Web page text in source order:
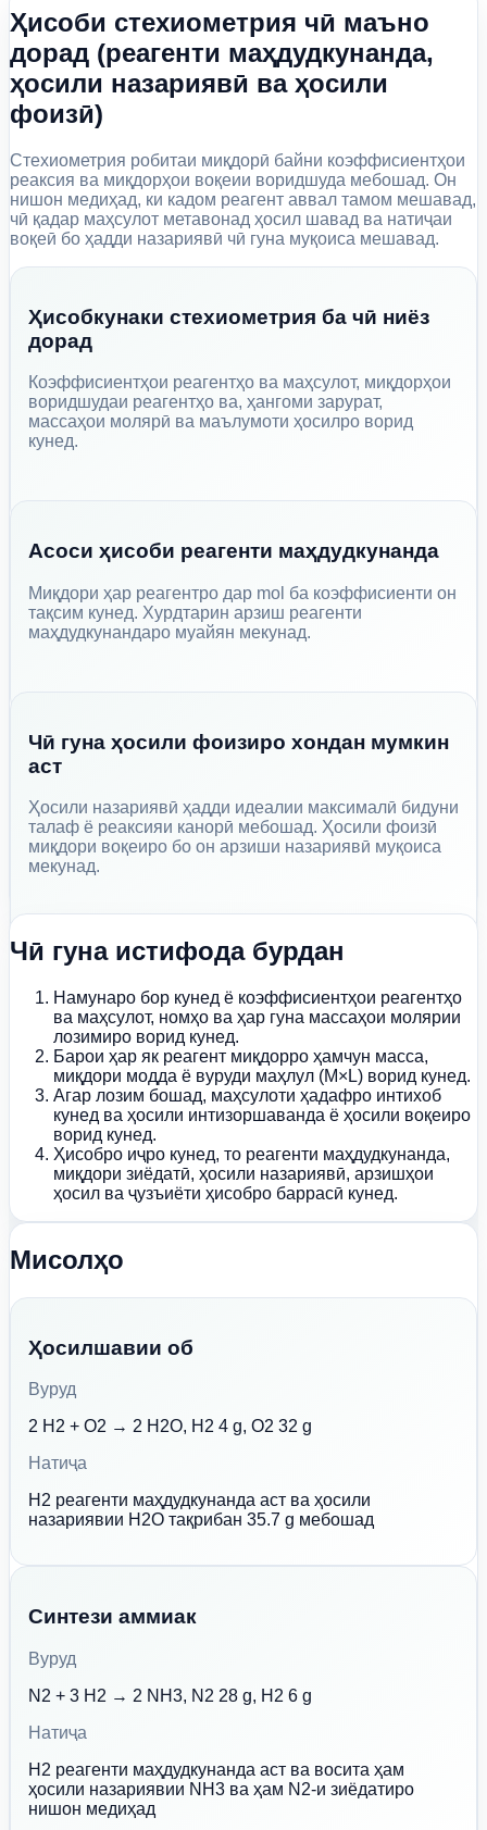
Ҳисоби стехиометрия чӣ маъно
дорад (реагенти маҳдудкунанда,
ҳосили назариявӣ ва ҳосили
фоизӣ)
Стехиометрия робитаи миқдорӣ байни коэффисиентҳои
реаксия ва миқдорҳои воқеии воридшуда мебошад. Он
нишон медиҳад, ки кадом реагент аввал тамом мешавад,
чӣ қадар маҳсулот метавонад ҳосил шавад ва натиҷаи
воқеӣ бо ҳадди назариявӣ чӣ гуна муқоиса мешавад.
Ҳисобкунаки стехиометрия ба чӣ ниёз
дорад
Коэффисиентҳои реагентҳо ва маҳсулот, миқдорҳои
воридшудаи реагентҳо ва, ҳангоми зарурат,
массаҳои молярӣ ва маълумоти ҳосилро ворид
кунед.
Асоси ҳисоби реагенти маҳдудкунанда
Миқдори ҳар реагентро дар mol ба коэффисиенти он
тақсим кунед. Хурдтарин арзиш реагенти
маҳдудкунандаро муайян мекунад.
Чӣ гуна ҳосили фоизиро хондан мумкин
аст
Ҳосили назариявӣ ҳадди идеалии максималӣ бидуни
талаф ё реаксияи канорӣ мебошад. Ҳосили фоизӣ
миқдори воқеиро бо он арзиши назариявӣ муқоиса
мекунад.
Чӣ гуна истифода бурдан
Намунаро бор кунед ё коэффисиентҳои реагентҳо
ва маҳсулот, номҳо ва ҳар гуна массаҳои молярии
лозимиро ворид кунед.
Барои ҳар як реагент миқдорро ҳамчун масса,
миқдори модда ё вуруди маҳлул (M×L) ворид кунед.
Агар лозим бошад, маҳсулоти ҳадафро интихоб
кунед ва ҳосили интизоршаванда ё ҳосили воқеиро
ворид кунед.
Ҳисобро иҷро кунед, то реагенти маҳдудкунанда,
миқдори зиёдатӣ, ҳосили назариявӣ, арзишҳои
ҳосил ва ҷузъиёти ҳисобро баррасӣ кунед.
Мисолҳо
Ҳосилшавии об
Вуруд
2 H2 + O2 → 2 H2O, H2 4 g, O2 32 g
Натиҷа
H2 реагенти маҳдудкунанда аст ва ҳосили
назариявии H2O тақрибан 35.7 g мебошад
Синтези аммиак
Вуруд
N2 + 3 H2 → 2 NH3, N2 28 g, H2 6 g
Натиҷа
H2 реагенти маҳдудкунанда аст ва восита ҳам
ҳосили назариявии NH3 ва ҳам N2-и зиёдатиро
нишон медиҳад